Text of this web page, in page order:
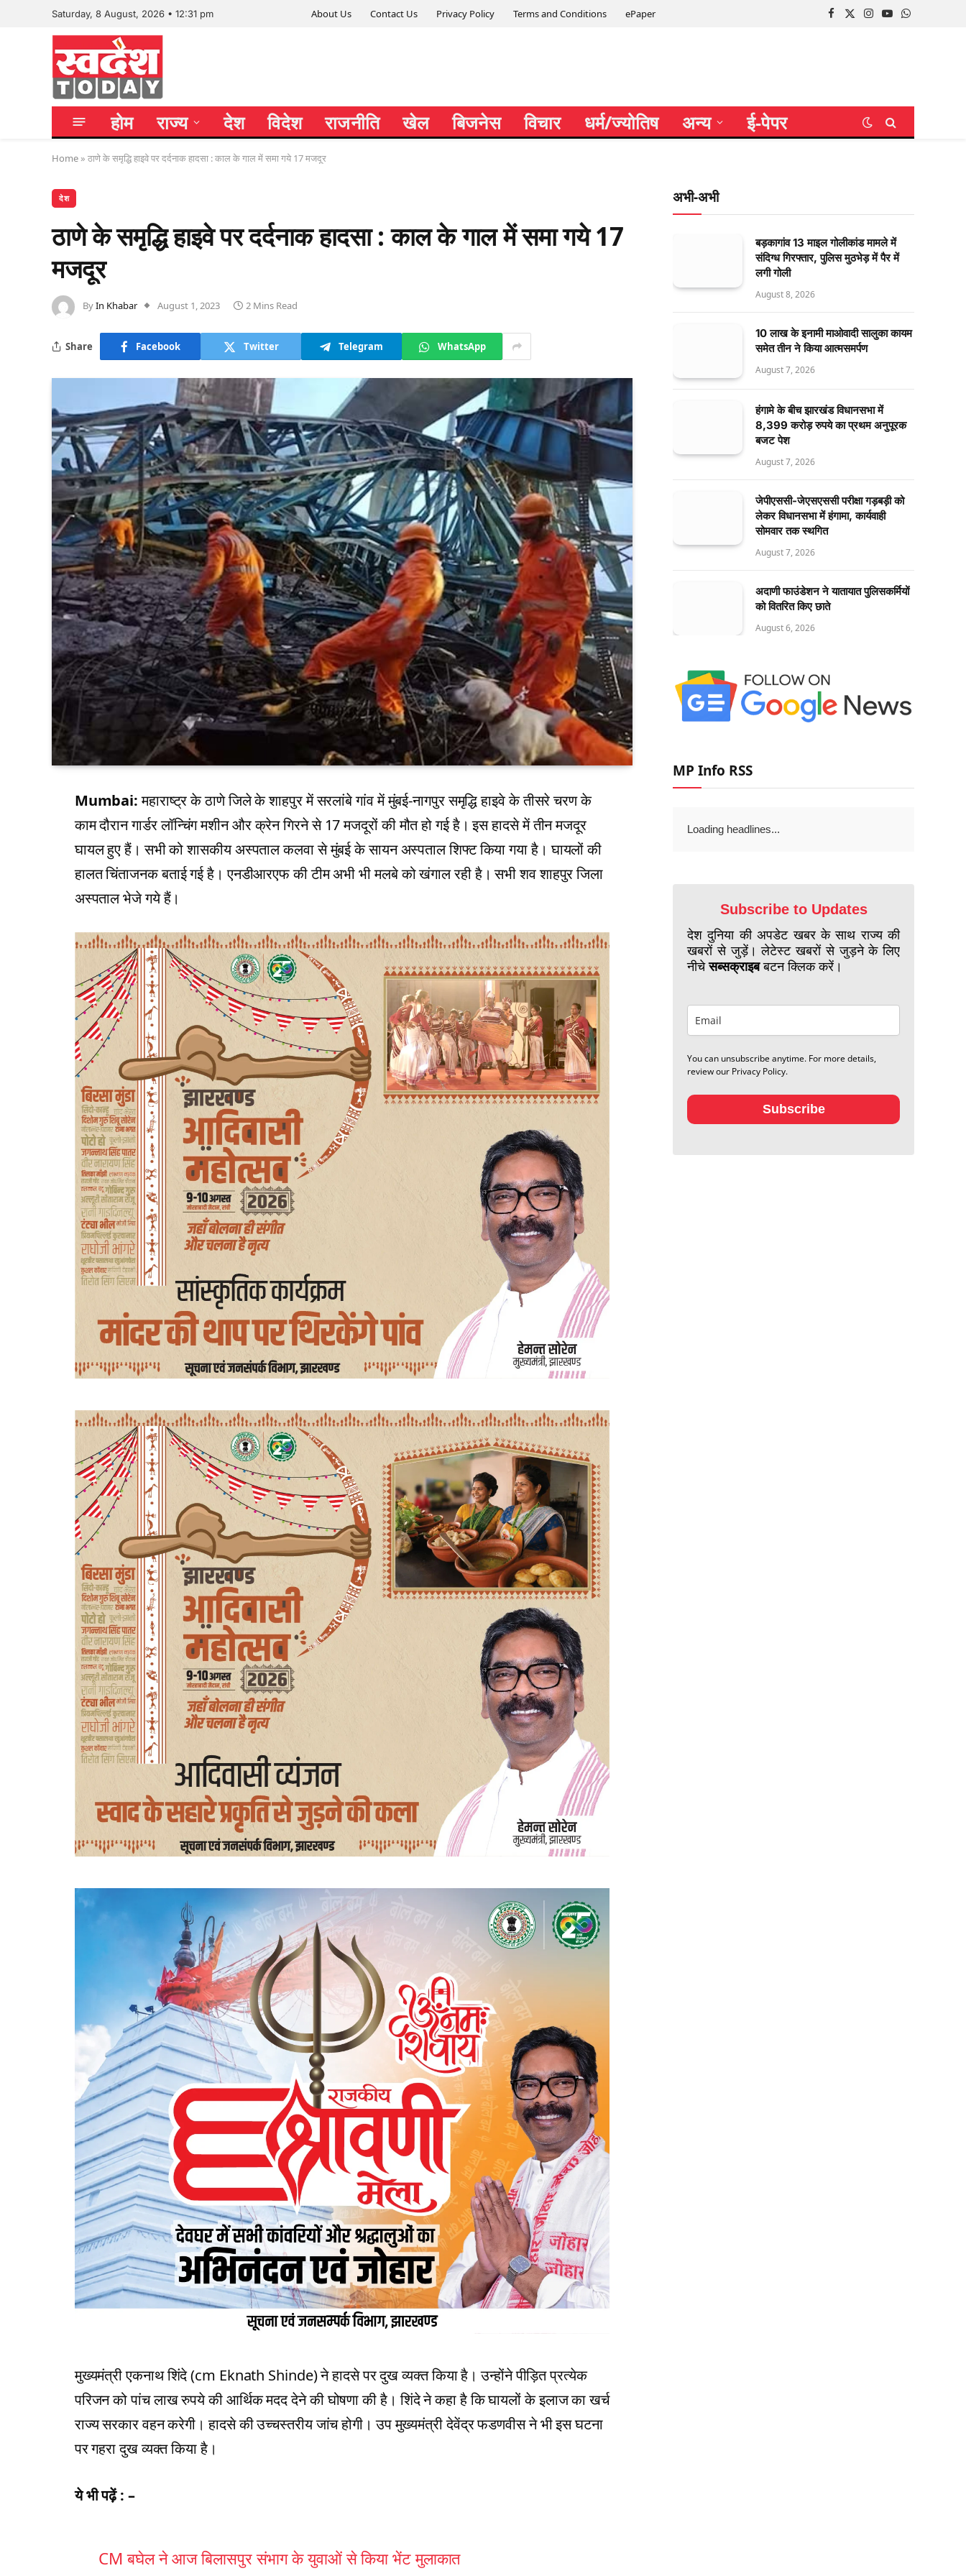
Saturday, 8 August, 2026 • 12:31 pm About Us Contact Us Privacy Policy Terms and Conditions ePaper
Facebook
X
Instagram
YouTubeWhatsApp
होम राज्य देश विदेश राजनीति खेल बिजनेस विचार धर्म/ज्योतिष अन्य ई-पेपर
Home » ठाणे के समृद्धि हाइवे पर दर्दनाक हादसा : काल के गाल में समा गये 17 मजदूर
देश
ठाणे के समृद्धि हाइवे पर दर्दनाक हादसा : काल के गाल में समा गये 17
मजदूर
ByIn Khabar August 1, 2023 2 Mins Read
Share Facebook Twitter Telegram WhatsApp
Mumbai:महाराष्ट्र के ठाणे जिले के शाहपुर में सरलांबे गांव में मुंबई-नागपुर समृद्धि हाइवे के तीसरे चरण के
काम दौरान गार्डर लॉन्चिंग मशीन और क्रेन गिरने से 17 मजदूरों की मौत हो गई है। इस हादसे में तीन मजदूर
घायल हुए हैं। सभी को शासकीय अस्पताल कलवा से मुंबई के सायन अस्पताल शिफ्ट किया गया है। घायलों की
हालत चिंताजनक बताई गई है। एनडीआरएफ की टीम अभी भी मलबे को खंगाल रही है। सभी शव शाहपुर जिला
अस्पताल भेजे गये हैं।
मुख्यमंत्री एकनाथ शिंदे (cm Eknath Shinde) ने हादसे पर दुख व्यक्त किया है। उन्होंने पीड़ित प्रत्येक
परिजन को पांच लाख रुपये की आर्थिक मदद देने की घोषणा की है। शिंदे ने कहा है कि घायलों के इलाज का खर्च
राज्य सरकार वहन करेगी। हादसे की उच्चस्तरीय जांच होगी। उप मुख्यमंत्री देवेंद्र फडणवीस ने भी इस घटना
पर गहरा दुख व्यक्त किया है।
ये भी पढ़ें : –
CM बघेल ने आज बिलासपुर संभाग के युवाओं से किया भेंट मुलाकात
अभी-अभी
बड़कागांव 13 माइल गोलीकांड मामले में
संदिग्ध गिरफ्तार, पुलिस मुठभेड़ में पैर में
लगी गोली
August 8, 2026
10 लाख के इनामी माओवादी सालुका कायम
समेत तीन ने किया आत्मसमर्पण
August 7, 2026
हंगामे के बीच झारखंड विधानसभा में
8,399 करोड़ रुपये का प्रथम अनुपूरक
बजट पेश
August 7, 2026
जेपीएससी-जेएसएससी परीक्षा गड़बड़ी को
लेकर विधानसभा में हंगामा, कार्यवाही
सोमवार तक स्थगित
August 7, 2026
अदाणी फाउंडेशन ने यातायात पुलिसकर्मियों
को वितरित किए छाते
August 6, 2026
MP Info RSS
Loading headlines...
Subscribe to Updates
देश दुनिया की अपडेट खबर के साथ राज्य की
खबरों से जुड़ें। लेटेस्ट खबरों से जुड़ने के लिए
नीचेसब्सक्राइबबटन क्लिक करें।
You can unsubscribe anytime. For more details,
review our Privacy Policy.
Subscribe